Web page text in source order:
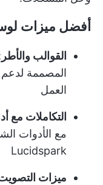
أفضل ميزات
القوالب والأطر
المصممة
العمل
التكاملات مع
مع الأدوات
Lucidspark
ميزات